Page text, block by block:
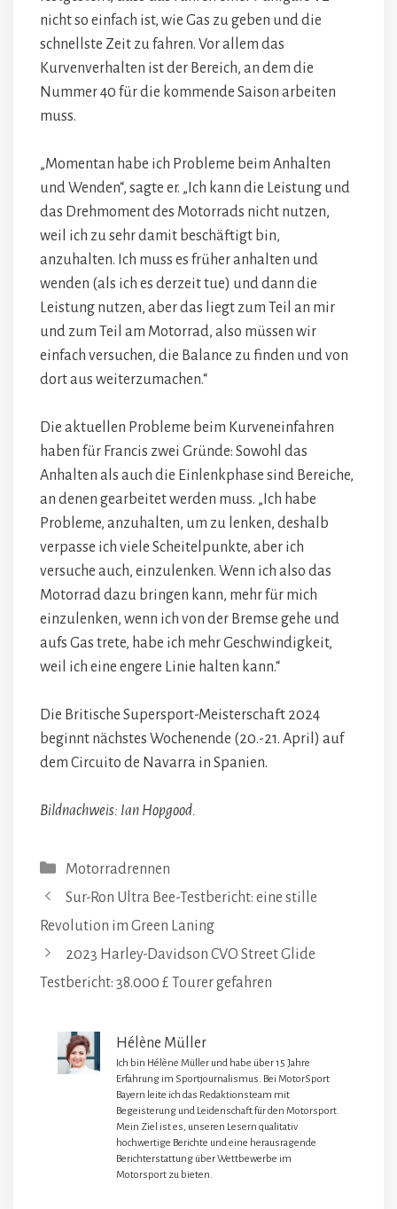
nicht so einfach ist, wie Gas zu geben und die
schnellste Zeit zu fahren. Vor allem das
Kurvenverhalten ist der Bereich, an dem die
Nummer 40 für die kommende Saison arbeiten
muss.
„Momentan habe ich Probleme beim Anhalten
und Wenden“, sagte er. „Ich kann die Leistung und
das Drehmoment des Motorrads nicht nutzen,
weil ich zu sehr damit beschäftigt bin,
anzuhalten. Ich muss es früher anhalten und
wenden (als ich es derzeit tue) und dann die
Leistung nutzen, aber das liegt zum Teil an mir
und zum Teil am Motorrad, also müssen wir
einfach versuchen, die Balance zu finden und von
dort aus weiterzumachen.“
Die aktuellen Probleme beim Kurveneinfahren
haben für Francis zwei Gründe: Sowohl das
Anhalten als auch die Einlenkphase sind Bereiche,
an denen gearbeitet werden muss. „Ich habe
Probleme, anzuhalten, um zu lenken, deshalb
verpasse ich viele Scheitelpunkte, aber ich
versuche auch, einzulenken. Wenn ich also das
Motorrad dazu bringen kann, mehr für mich
einzulenken, wenn ich von der Bremse gehe und
aufs Gas trete, habe ich mehr Geschwindigkeit,
weil ich eine engere Linie halten kann.“
Die Britische Supersport-Meisterschaft 2024
beginnt nächstes Wochenende (20.-21. April) auf
dem Circuito de Navarra in Spanien.
Bildnachweis: Ian Hopgood.
Kategorien
Motorradrennen
Sur-Ron Ultra Bee-Testbericht: eine stille
Revolution im Green Laning
2023 Harley-Davidson CVO Street Glide
Testbericht: 38.000 £ Tourer gefahren
Hélène Müller
Ich bin Hélène Müller und habe über 15 Jahre
Erfahrung im Sportjournalismus. Bei MotorSport
Bayern leite ich das Redaktionsteam mit
Begeisterung und Leidenschaft für den Motorsport.
Mein Ziel ist es, unseren Lesern qualitativ
hochwertige Berichte und eine herausragende
Berichterstattung über Wettbewerbe im
Motorsport zu bieten.